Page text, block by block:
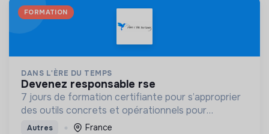
FORMATION
DANS L'ÈRE DU TEMPS
devenez responsable rse
7 jours de formation certifiante pour s’approprier
des outils concrets et opérationnels pour
déployer une démarche RSE
Autres France